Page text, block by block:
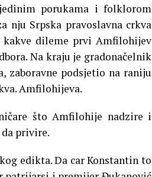
porukama i folklorom
nju Srpska pravoslavna crkva
dileme prvi Amfilohijev
Na kraju je gradonačelnik
zaboravne podsjetio na raniju
Amfilohijeva.
što Amfilohije nadzire i
privire.
edikta. Da car Konstantin to